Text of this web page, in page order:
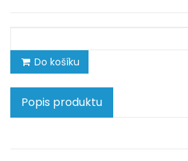
Do košíku
Popis produktu